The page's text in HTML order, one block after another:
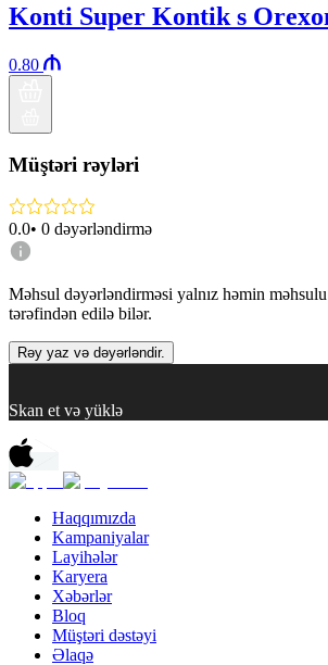
Konti Super Kontik s
0.80
Müştəri rəyləri
0.0• 0 dəyərləndirmə
Məhsul dəyərləndirməsi yalnız həmin məhsulu
tərəfindən edilə bilər.
Rəy yaz və dəyərləndir.
Skan et və yüklə
Haqqımızda
Kampaniyalar
Layihələr
Karyera
Xəbərlər
Bloq
Müştəri dəstəyi
Əlaqə